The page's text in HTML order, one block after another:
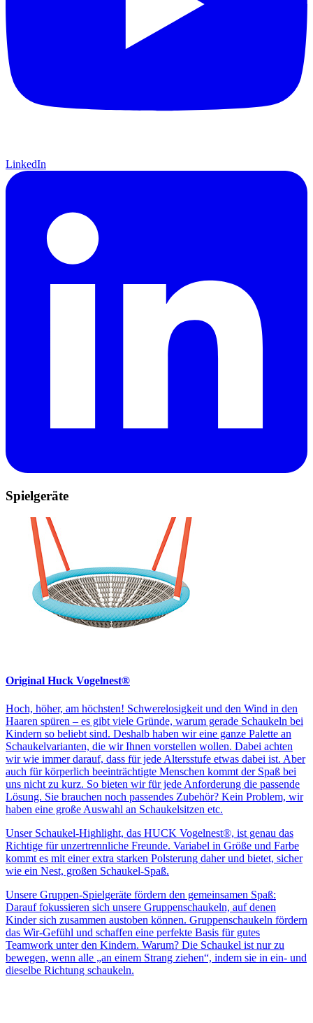
LinkedIn
Spielgeräte
Original Huck Vogelnest®
Hoch, höher, am höchsten! Schwerelosigkeit und den Wind in den
Haaren spüren – es gibt viele Gründe, warum gerade Schaukeln bei
Kindern so beliebt sind. Deshalb haben wir eine ganze Palette an
Schaukelvarianten, die wir Ihnen vorstellen wollen. Dabei achten
wir wie immer darauf, dass für jede Altersstufe etwas dabei ist. Aber
auch für körperlich beeinträchtigte Menschen kommt der Spaß bei
uns nicht zu kurz. So bieten wir für jede Anforderung die passende
Lösung. Sie brauchen noch passendes Zubehör? Kein Problem, wir
haben eine große Auswahl an Schaukelsitzen etc.
Unser Schaukel-Highlight, das HUCK Vogelnest®, ist genau das
Richtige für unzertrennliche Freunde. Variabel in Größe und Farbe
kommt es mit einer extra starken Polsterung daher und bietet, sicher
wie ein Nest, großen Schaukel-Spaß.
Unsere Gruppen-Spielgeräte fördern den gemeinsamen Spaß:
Darauf fokussieren sich unsere Gruppenschaukeln, auf denen
Kinder sich zusammen austoben können. Gruppenschaukeln fördern
das Wir-Gefühl und schaffen eine perfekte Basis für gutes
Teamwork unter den Kindern. Warum? Die Schaukel ist nur zu
bewegen, wenn alle „an einem Strang ziehen“, indem sie in ein- und
dieselbe Richtung schaukeln.